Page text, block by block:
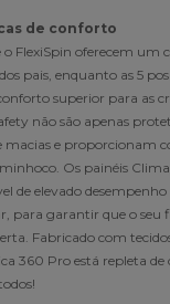
de conforto
o FlexiSpin oferecem um
pais, enquanto as 5
superior para as
não são apenas
e proporcionam
Os painéis
de elevado
para garantir que o seu
Fabricado com
360 Pro está repleta de